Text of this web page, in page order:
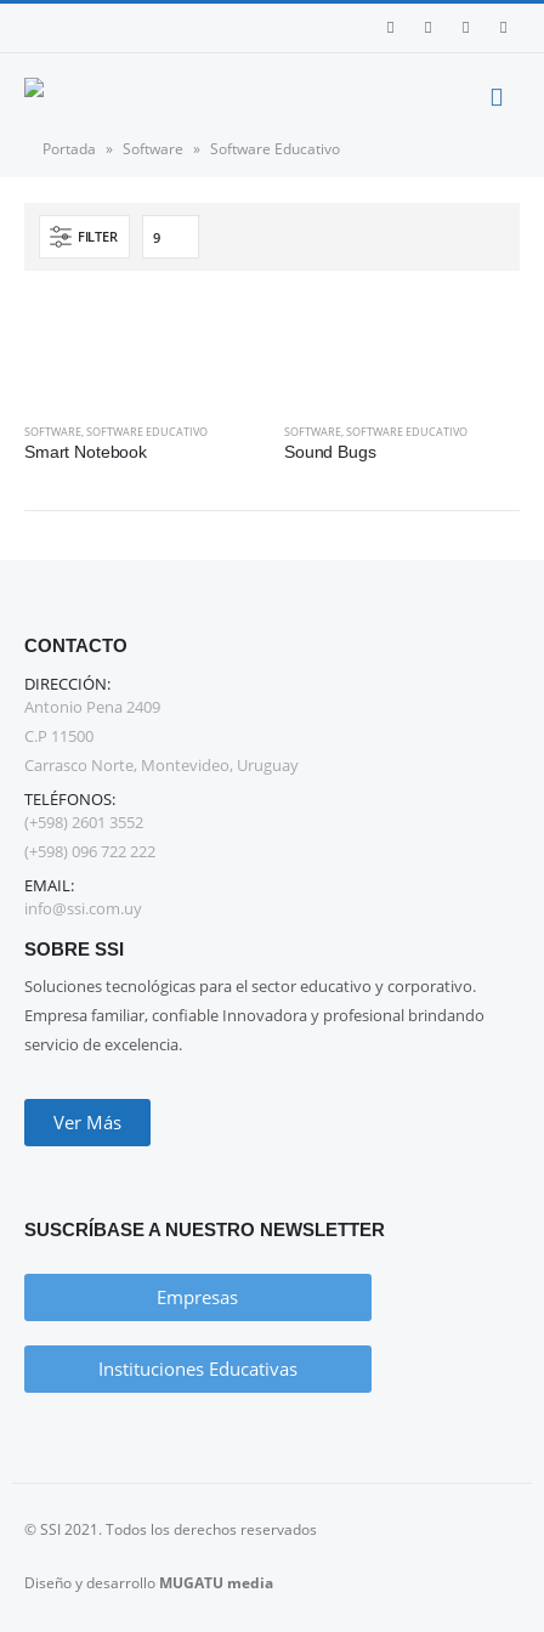
Portada » Software » Software Educativo
FILTER
SOFTWARE,SOFTWARE EDUCATIVO
Smart Notebook
SOFTWARE,SOFTWARE EDUCATIVO
Sound Bugs
CONTACTO
DIRECCIÓN:
Antonio Pena 2409
C.P 11500
Carrasco Norte, Montevideo, Uruguay
TELÉFONOS:
(+598) 2601 3552
(+598) 096 722 222
EMAIL:
info@ssi.com.uy
SOBRE SSI
Soluciones tecnológicas para el sector educativo y corporativo.
Empresa familiar, confiable Innovadora y profesional brindando
servicio de excelencia.
Ver Más
SUSCRÍBASE A NUESTRO NEWSLETTER
Empresas
Instituciones Educativas
© SSI 2021. Todos los derechos reservados
Diseño y desarrollo MUGATU media